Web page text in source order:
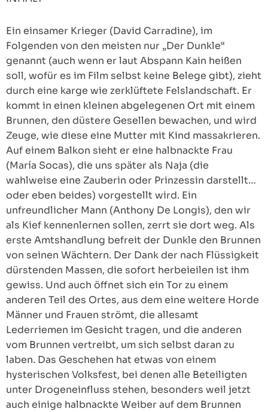
Ein einsamer Krieger (David Carradine), im
Folgenden von den meisten nur „Der Dunkle“
genannt (auch wenn er laut Abspann Kain heißen
soll, wofür es im Film selbst keine Belege gibt), zieht
durch eine karge wie zerklüftete Felslandschaft. Er
kommt in einen kleinen abgelegenen Ort mit einem
Brunnen, den düstere Gesellen bewachen, und wird
Zeuge, wie diese eine Mutter mit Kind massakrieren.
Auf einem Balkon sieht er eine halbnackte Frau
(María Socas), die uns später als Naja (die
wahlweise eine Zauberin oder Prinzessin darstellt…
oder eben beides) vorgestellt wird. Ein
unfreundlicher Mann (Anthony De Longis), den wir
als Kief kennenlernen sollen, zerrt sie dort weg. Als
erste Amtshandlung befreit der Dunkle den Brunnen
von seinen Wächtern. Der Dank der nach Flüssigkeit
dürstenden Massen, die sofort herbeieilen ist ihm
gewiss. Und auch öffnet sich ein Tor zu einem
anderen Teil des Ortes, aus dem eine weitere Horde
Männer und Frauen strömt, die allesamt
Lederriemen im Gesicht tragen, und die anderen
vom Brunnen vertreibt, um sich selbst daran zu
laben. Das Geschehen hat etwas von einem
hysterischen Volksfest, bei denen alle Beteiligten
unter Drogeneinfluss stehen, besonders weil jetzt
auch einige halbnackte Weiber auf dem Brunnen